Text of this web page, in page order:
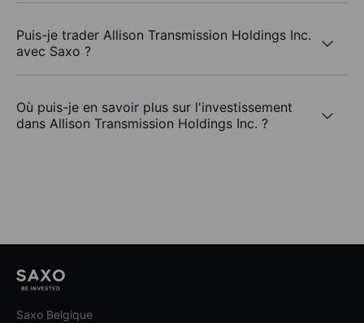
Puis-je trader Allison Transmission Holdings Inc.
avec Saxo ?
Où puis-je en savoir plus sur l'investissement
dans Allison Transmission Holdings Inc. ?
Saxo Belgique